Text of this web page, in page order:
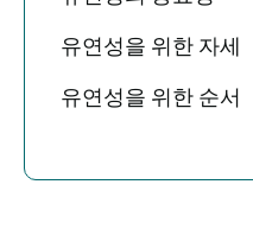
유연성을 위한 자세
유연성을 위한 순서